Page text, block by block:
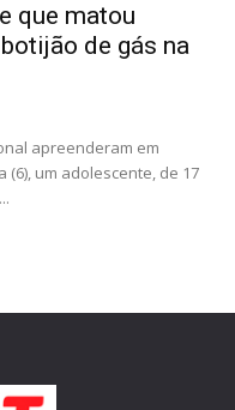
que matou
de gás na
apreenderam em
um adolescente, de 17